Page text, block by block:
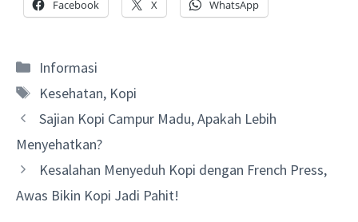
Facebook X WhatsApp
Categories
Informasi
Tags
Kesehatan, Kopi
Sajian Kopi Campur Madu, Apakah Lebih
Menyehatkan?
Kesalahan Menyeduh Kopi dengan French Press,
Awas Bikin Kopi Jadi Pahit!